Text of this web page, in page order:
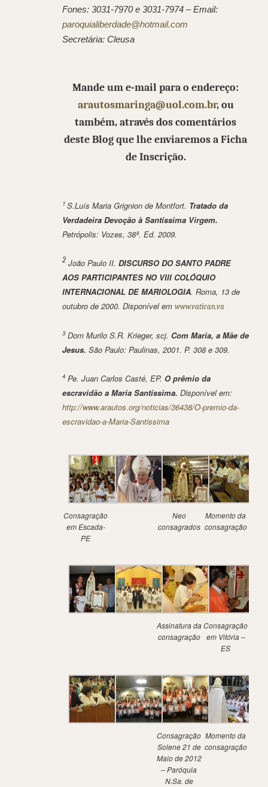
Fones: 3031-7970 e 3031-7974 – Email:
paroquialiberdade@hotmail.com
Secretária: Cleusa
Mande um e-mail para o endereço:
arautosmaringa@uol.com.br, ou
também, através dos comentários
deste Blog que lhe enviaremos a Ficha
de Inscrição.
1 S.Luís Maria Grignion de Montfort. Tratado da
Verdadeira Devoção à Santíssima Virgem.
Petrópolis: Vozes, 38ª. Ed. 2009.
2 João Paulo II. DISCURSO DO SANTO PADRE
AOS PARTICIPANTES NO VIII COLÓQUIO
INTERNACIONAL DE MARIOLOGIA. Roma, 13 de
outubro de 2000. Disponível em www.vatican.va
3Dom Murilo S.R. Krieger, scj. Com Maria, a Mãe de
Jesus. São Paulo: Paulinas, 2001. P. 308 e 309.
4 Pe. Juan Carlos Casté, EP. O prêmio da
escravidão a Maria Santíssima. Disponível em:
http://www.arautos.org/noticias/36438/O-premio-da-
escravidao-a-Maria-Santissima
Consagração
em Escada-
PE
Neo
consagrados
Momento da
consagração
Assinatura da
consagração
Consagração
em Vitória –
ES
Consagração
Solene 21 de
Maio de 2012
– Paróquia
N.Sa. de
Momento da
consagração